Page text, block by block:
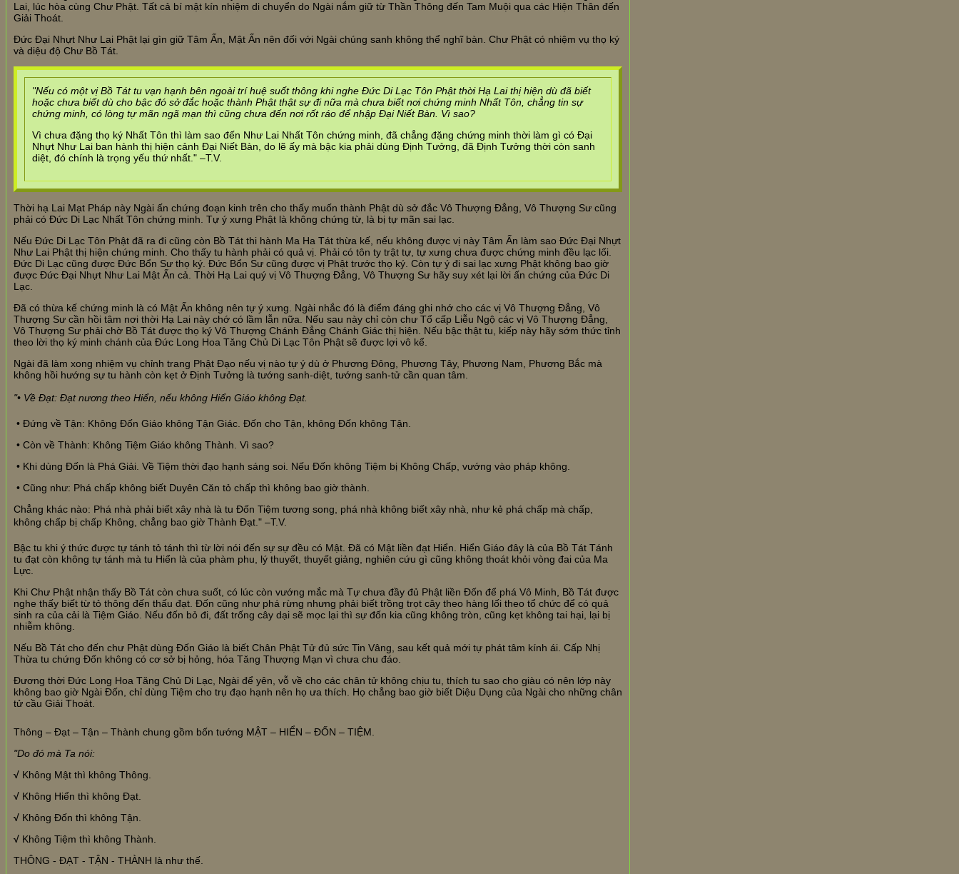
Lai, lúc hòa cùng Chư Phật. Tất cả bí mật kín nhiệm di chuyển do Ngài nắm giữ từ Thần Thông đến Tam Muội qua các Hiện Thân đến
Giải Thoát.
Đức Đại Nhựt Như Lai Phật lại gìn giữ Tâm Ấn, Mật Ấn nên đối với Ngài chúng sanh không thể nghĩ bàn. Chư Phật có nhiệm vụ thọ ký
và diệu độ Chư Bồ Tát.
"Nếu có một vị Bồ Tát tu vạn hạnh bên ngoài trí huệ suốt thông khi nghe Đức Di Lạc Tôn Phật thời Hạ Lai thị hiện dù đã biết
hoặc chưa biết dù cho bậc đó sở đắc hoặc thành Phật thật sự đi nữa mà chưa biết nơi chứng minh Nhất Tôn, chẳng tin sự
chứng minh, có lòng tự mãn ngã mạn thì cũng chưa đến nơi rốt ráo để nhập Đại Niết Bàn. Vì sao?
Vì chưa đặng thọ ký Nhất Tôn thì làm sao đến Như Lai Nhất Tôn chứng minh, đã chẳng đặng chứng minh thời làm gì có Đại
Nhựt Như Lai ban hành thị hiện cảnh Đại Niết Bàn, do lẽ ấy mà bậc kia phải dùng Định Tưởng, đã Định Tưởng thời còn sanh
diệt, đó chính là trọng yếu thứ nhất." –T.V.
Thời hạ Lai Mạt Pháp này Ngài ấn chứng đoạn kinh trên cho thấy muốn thành Phật dù sở đắc Vô Thượng Đẳng, Vô Thượng Sư cũng
phải có Đức Di Lạc Nhất Tôn chứng minh. Tự ý xưng Phật là không chứng từ, là bị tự mãn sai lạc.
Nếu Đức Di Lạc Tôn Phật đã ra đi cũng còn Bồ Tát thi hành Ma Ha Tát thừa kế, nếu không được vị này Tâm Ấn làm sao Đức Đại Nhựt
Như Lai Phật thị hiện chứng minh. Cho thấy tu hành phải có quả vị. Phải có tôn ty trật tự, tự xưng chưa được chứng minh đều lạc lối.
Đức Di Lạc cũng được Đức Bổn Sư thọ ký. Đức Bổn Sư cũng được vị Phật trước thọ ký. Còn tự ý đi sai lạc xưng Phật không bao giờ
được Đức Đại Nhựt Như Lai Mật Ấn cả. Thời Hạ Lai quý vị Vô Thượng Đẳng, Vô Thượng Sư hãy suy xét lại lời ấn chứng của Đức Di
Lạc.
Đã có thừa kế chứng minh là có Mật Ấn không nên tự ý xưng. Ngài nhắc đó là điểm đáng ghi nhớ cho các vị Vô Thượng Đẳng, Vô
Thượng Sư cần hồi tâm nơi thời Hạ Lai này chớ có lầm lẫn nữa. Nếu sau này chỉ còn chư Tổ cấp Liễu Ngộ các vị Vô Thượng Đẳng,
Vô Thượng Sư phải chờ Bồ Tát được thọ ký Vô Thượng Chánh Đẳng Chánh Giác thị hiện. Nếu bậc thật tu, kiếp này hãy sớm thức tỉnh
theo lời thọ ký minh chánh của Đức Long Hoa Tăng Chủ Di Lạc Tôn Phật sẽ được lợi vô kể.
Ngài đã làm xong nhiệm vụ chỉnh trang Phật Đạo nếu vị nào tự ý dù ở Phương Đông, Phương Tây, Phương Nam, Phương Bắc mà
không hồi hướng sự tu hành còn kẹt ở Định Tưởng là tướng sanh-diệt, tướng sanh-tử cần quan tâm.
"• Về Đạt: Đạt nương theo Hiển, nếu không Hiển Giáo không Đạt.
• Đứng về Tận: Không Đốn Giáo không Tận Giác. Đốn cho Tận, không Đốn không Tận.
• Còn về Thành: Không Tiệm Giáo không Thành. Vì sao?
• Khi dùng Đốn là Phá Giải. Về Tiệm thời đạo hạnh sáng soi. Nếu Đốn không Tiệm bị Không Chấp, vướng vào pháp không.
• Cũng như: Phá chấp không biết Duyên Căn tỏ chấp thì không bao giờ thành.
Chẳng khác nào: Phá nhà phải biết xây nhà là tu Đốn Tiệm tương song, phá nhà không biết xây nhà, như kẻ phá chấp mà chấp,
không chấp bị chấp Không, chẳng bao giờ Thành Đạt." –T.V.
Bậc tu khi ý thức được tự tánh tỏ tánh thì từ lời nói đến sự sự đều có Mật. Đã có Mật liền đạt Hiển. Hiển Giáo đây là của Bồ Tát Tánh
tu đạt còn không tự tánh mà tu Hiển là của phàm phu, lý thuyết, thuyết giảng, nghiên cứu gì cũng không thoát khỏi vòng đai của Ma
Lực.
Khi Chư Phật nhận thấy Bồ Tát còn chưa suốt, có lúc còn vướng mắc mà Tự chưa đầy đủ Phật liền Đốn để phá Vô Minh, Bồ Tát được
nghe thấy biết từ tỏ thông đến thấu đạt. Đốn cũng như phá rừng nhưng phải biết trồng trọt cây theo hàng lối theo tổ chức để có quả
sinh ra của cải là Tiệm Giáo. Nếu đốn bỏ đi, đất trống cây dại sẽ mọc lại thì sự đốn kia cũng không tròn, cũng kẹt không tai hại, lại bị
nhiễm không.
Nếu Bồ Tát cho đến chư Phật dùng Đốn Giáo là biết Chân Phật Tử đủ sức Tin Vâng, sau kết quả mới tự phát tâm kính ái. Cấp Nhị
Thừa tu chứng Đốn không có cơ sở bị hỏng, hóa Tăng Thượng Mạn vì chưa chu đáo.
Đương thời Đức Long Hoa Tăng Chủ Di Lạc, Ngài để yên, vỗ về cho các chân tử không chịu tu, thích tu sao cho giàu có nên lớp này
không bao giờ Ngài Đốn, chỉ dùng Tiệm cho trụ đạo hạnh nên họ ưa thích. Họ chẳng bao giờ biết Diệu Dụng của Ngài cho những chân
tử cầu Giải Thoát.
Thông – Đạt – Tận – Thành chung gồm bốn tướng MẬT – HIỂN – ĐỐN – TIỆM.
"Do đó mà Ta nói:
√ Không Mật thì không Thông.
√ Không Hiển thì không Đạt.
√ Không Đốn thì không Tận.
√ Không Tiệm thì không Thành.
THÔNG - ĐẠT - TẬN - THÀNH là như thế.